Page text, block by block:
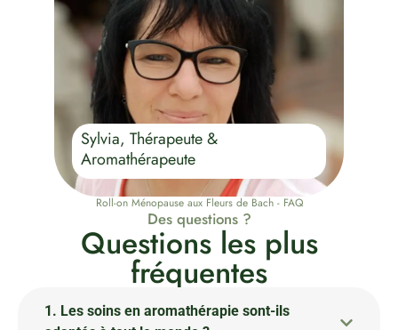
Sylvia, Thérapeute &
Aromathérapeute
Roll-on Ménopause aux Fleurs de Bach - FAQ
Des questions ?
Questions les plus
fréquentes
1. Les soins en aromathérapie sont-ils